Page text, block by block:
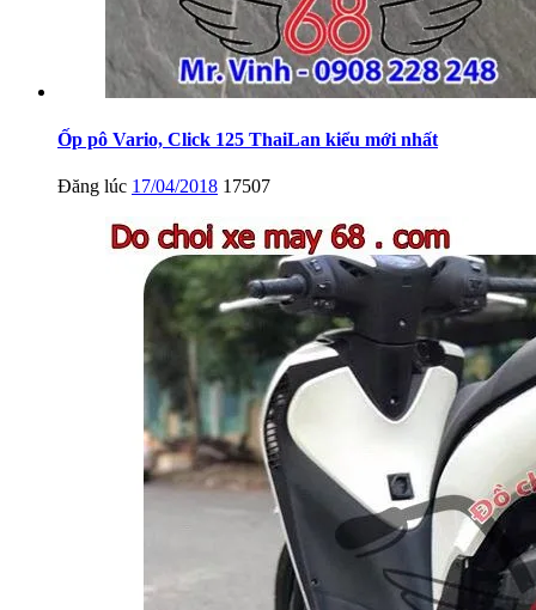
Ốp pô Vario, Click 125 ThaiLan kiểu mới nhất
Đăng lúc 17/04/2018 17507